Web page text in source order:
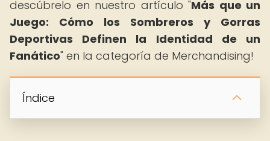
descúbrelo en nuestro artículo "Más que un
Juego: Cómo los Sombreros y Gorras
Deportivas Definen la Identidad de un
Fanático" en la categoría de Merchandising!
Índice